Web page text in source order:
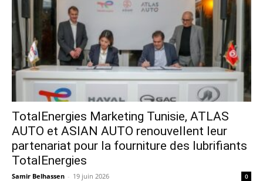
TotalEnergies Marketing Tunisie, ATLAS
AUTO et ASIAN AUTO renouvellent leur
partenariat pour la fourniture des lubrifiants
TotalEnergies
Samir Belhassen - 19 juin 2026 0